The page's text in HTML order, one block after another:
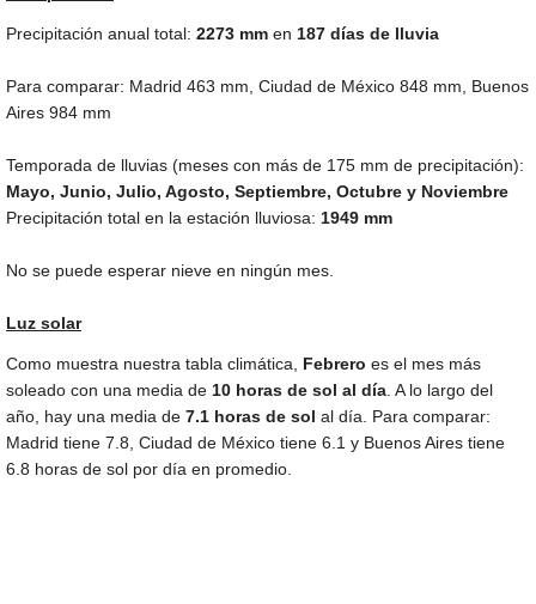
Precipitación anual total: 2273 mm en 187 días de lluvia
Para comparar: Madrid 463 mm , Ciudad de México 848 mm , Buenos
Aires 984 mm
Temporada de lluvias (meses con más de 175 mm de precipitación):
Mayo, Junio, Julio, Agosto, Septiembre, Octubre y Noviembre
Precipitación total en la estación lluviosa: 1949 mm
No se puede esperar nieve en ningún mes.
Luz solar
Como muestra nuestra tabla climática, Febrero es el mes más
soleado con una media de 10 horas de sol al día . A lo largo del
año, hay una media de 7.1 horas de sol al día. Para comparar:
Madrid tiene 7.8, Ciudad de México tiene 6.1 y Buenos Aires tiene
6.8 horas de sol por día en promedio.